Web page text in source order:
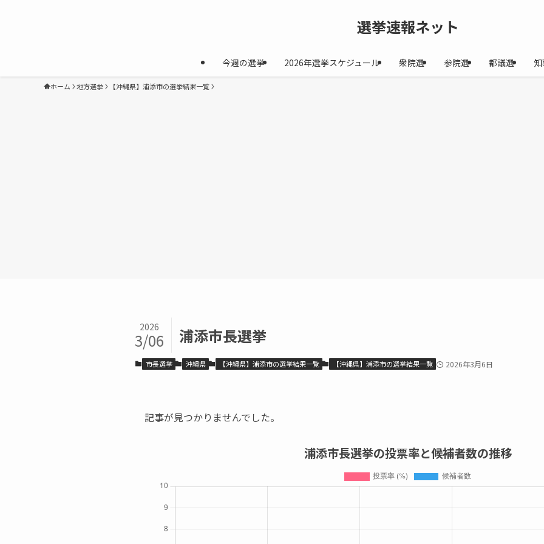
選挙速報ネット
今週の選挙 2026年選挙スケジュール 衆院選 参院選 都議選
ホーム 地方選挙 【沖縄県】浦添市の選挙結果一覧
浦添市長選挙
2026
3/06
市長選挙 沖縄県 【沖縄県】浦添市の選挙結果一覧 【沖縄県】浦添市の選挙結果一覧 2026年3月6日
記事が見つかりませんでした。
浦添市長選挙の投票率と候補者数の推移